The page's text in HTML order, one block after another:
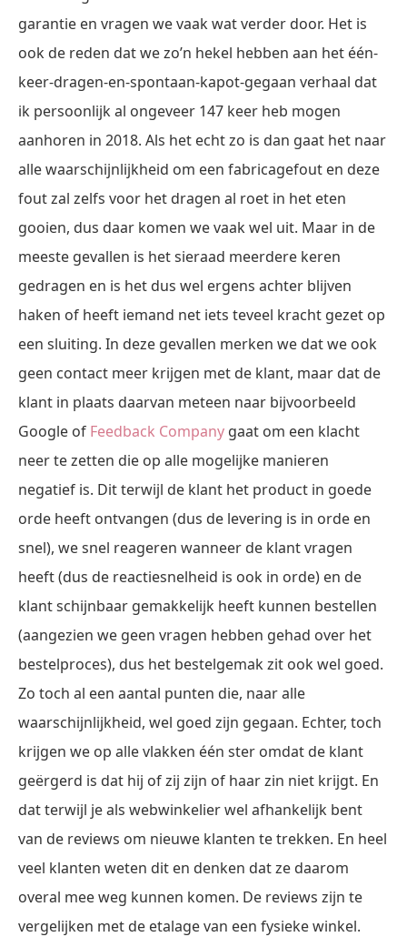
garantie en vragen we vaak wat verder door. Het is
ook de reden dat we zo’n hekel hebben aan het één-
keer-dragen-en-spontaan-kapot-gegaan verhaal dat
ik persoonlijk al ongeveer 147 keer heb mogen
aanhoren in 2018. Als het echt zo is dan gaat het naar
alle waarschijnlijkheid om een fabricagefout en deze
fout zal zelfs voor het dragen al roet in het eten
gooien, dus daar komen we vaak wel uit. Maar in de
meeste gevallen is het sieraad meerdere keren
gedragen en is het dus wel ergens achter blijven
haken of heeft iemand net iets teveel kracht gezet op
een sluiting. In deze gevallen merken we dat we ook
geen contact meer krijgen met de klant, maar dat de
klant in plaats daarvan meteen naar bijvoorbeeld
Google of Feedback Company gaat om een klacht
neer te zetten die op alle mogelijke manieren
negatief is. Dit terwijl de klant het product in goede
orde heeft ontvangen (dus de levering is in orde en
snel), we snel reageren wanneer de klant vragen
heeft (dus de reactiesnelheid is ook in orde) en de
klant schijnbaar gemakkelijk heeft kunnen bestellen
(aangezien we geen vragen hebben gehad over het
bestelproces), dus het bestelgemak zit ook wel goed.
Zo toch al een aantal punten die, naar alle
waarschijnlijkheid, wel goed zijn gegaan. Echter, toch
krijgen we op alle vlakken één ster omdat de klant
geërgerd is dat hij of zij zijn of haar zin niet krijgt. En
dat terwijl je als webwinkelier wel afhankelijk bent
van de reviews om nieuwe klanten te trekken. En heel
veel klanten weten dit en denken dat ze daarom
overal mee weg kunnen komen. De reviews zijn te
vergelijken met de etalage van een fysieke winkel.